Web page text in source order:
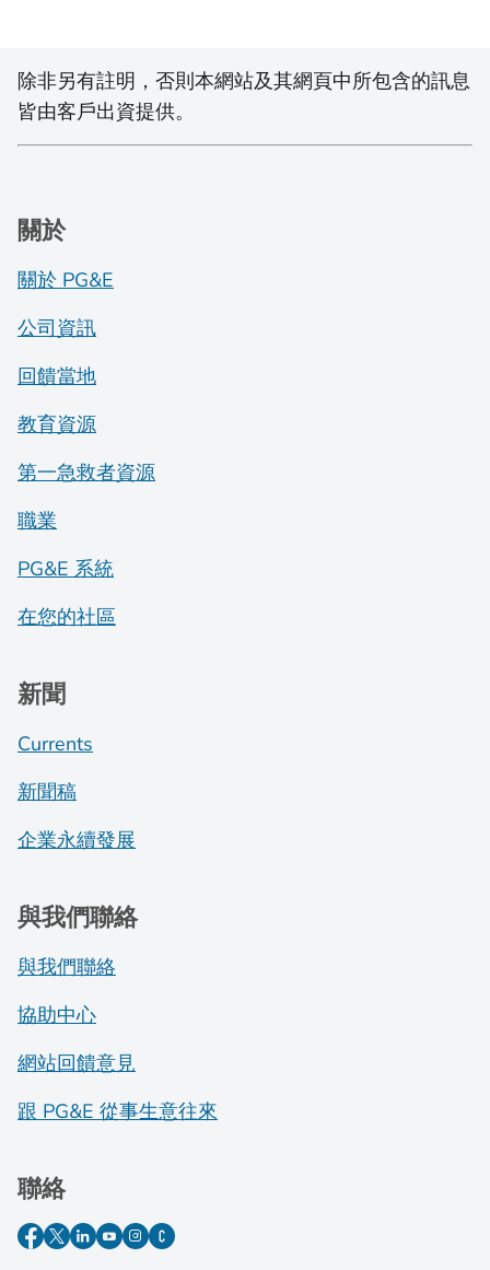
除非另有註明，否則本網站及其網頁中所包含的訊息
皆由客戶出資提供。
關於
關於 PG&E
公司資訊
回饋當地
教育資源
第一急救者資源
職業
PG&E 系統
在您的社區
新聞
Currents
新聞稿
企業永續發展
與我們聯絡
與我們聯絡
協助中心
網站回饋意見
跟 PG&E 從事生意往來
聯絡